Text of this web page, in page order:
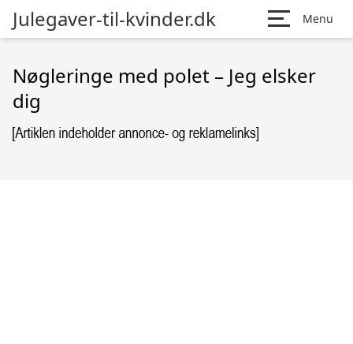
Julegaver-til-kvinder.dk Menu
Nøgleringe med polet – Jeg elsker
dig